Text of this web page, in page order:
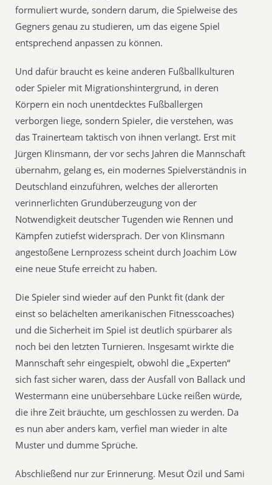
formuliert wurde, sondern darum, die Spielweise des
Gegners genau zu studieren, um das eigene Spiel
entsprechend anpassen zu können.
Und dafür braucht es keine anderen Fußballkulturen
oder Spieler mit Migrationshintergrund, in deren
Körpern ein noch unentdecktes Fußballergen
verborgen liege, sondern Spieler, die verstehen, was
das Trainerteam taktisch von ihnen verlangt. Erst mit
Jürgen Klinsmann, der vor sechs Jahren die Mannschaft
übernahm, gelang es, ein modernes Spielverständnis in
Deutschland einzuführen, welches der allerorten
verinnerlichten Grundüberzeugung von der
Notwendigkeit deutscher Tugenden wie Rennen und
Kämpfen zutiefst widersprach. Der von Klinsmann
angestoßene Lernprozess scheint durch Joachim Löw
eine neue Stufe erreicht zu haben.
Die Spieler sind wieder auf den Punkt fit (dank der
einst so belächelten amerikanischen Fitnesscoaches)
und die Sicherheit im Spiel ist deutlich spürbarer als
noch bei den letzten Turnieren. Insgesamt wirkte die
Mannschaft sehr eingespielt, obwohl die „Experten“
sich fast sicher waren, dass der Ausfall von Ballack und
Westermann eine unübersehbare Lücke reißen würde,
die ihre Zeit bräuchte, um geschlossen zu werden. Da
es nun aber anders kam, verfiel man wieder in alte
Muster und dumme Sprüche.
Abschließend nur zur Erinnerung. Mesut Özil und Sami